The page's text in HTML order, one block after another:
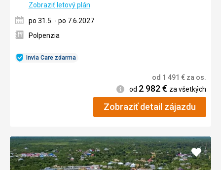
Invia Care zdarma
Zobraziť letový plán
po 31.5. - po 7.6.2027
Polpenzia
od 1 491 € za os.
Informácie
od 2 982€ za všetkých
Zobraziť detail zájazdu
Pridať
do